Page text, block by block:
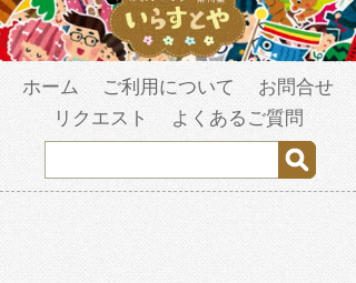
ホーム ご利用について
お問合せ
リクエスト
よくあるご質問